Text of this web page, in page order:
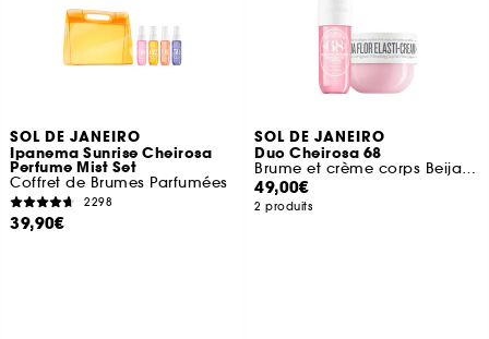
SOL DE JANEIRO
Ipanema Sunrise Cheirosa
Perfume Mist Set
Coffret de Brumes Parfumées
2298
39,90€
SOL DE JANEIRO
Duo Cheirosa 68
Brume et crème corps Beija Flor
49,00€
2 produits